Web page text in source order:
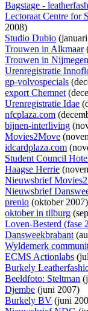
Bagstage -
Lectoraat Centre for
2008)
Studio Dubio
Trouwen in Alkmaar
Trouwen in Nijmegen
Urenregistratie
gp-volvospecials
export Chemnet
Urenregistratie Idae
nfcplaza.com
bijnen-interliving
Movies2Move
idcardplaza.com
Student Council
Haagse Herrie
Nieuwsbrief
Nieuwsbrief
preniq (oktober 2007)
oktober in tilburg
Loven-Besterd (fase
Dansweekbrabant
Wyldemerk
ECMS Actionlabs
Burkely
Beeldfoto: Steltman
Djembe (juni 2007)
Burkely BV (juni